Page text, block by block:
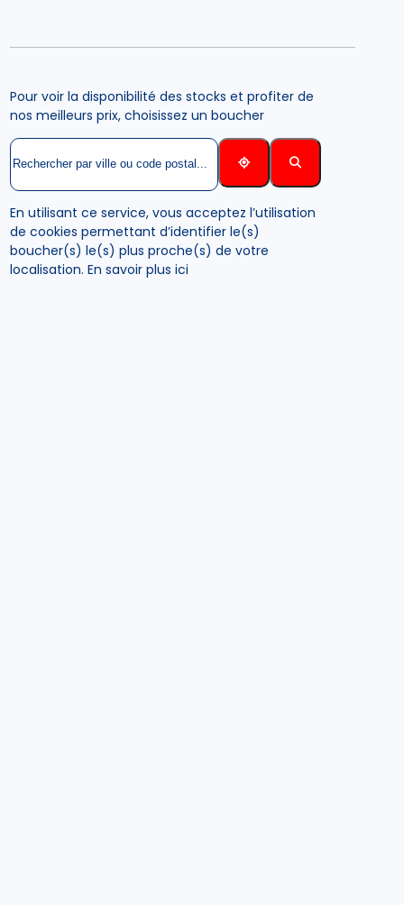
Pour voir la disponibilité des stocks et profiter de
nos meilleurs prix, choisissez un boucher
En utilisant ce service, vous acceptez l’utilisation
de cookies permettant d’identifier le(s)
boucher(s) le(s) plus proche(s) de votre
localisation.En savoir plus ici